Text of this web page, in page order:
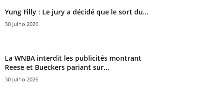
Yung Filly : Le jury a décidé que le sort du...
30 Julho 2026
La WNBA interdit les publicités montrant
Reese et Bueckers pariant sur...
30 Julho 2026